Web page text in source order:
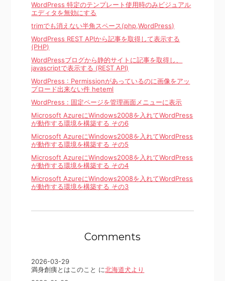
WordPress 特定のテンプレート使用時のみビジュアル
エディタを無効にする
trimでも消えない半角スペース(php,WordPress)
WordPress REST APIから記事を取得して表示する
(PHP)
WordPressブログから静的サイトに記事を取得し、
javascriptで表示する (REST API)
WordPress : Permissionがあっているのに画像をアッ
プロード出来ない件 heteml
WordPress : 固定ページを管理画面メニューに表示
Microsoft AzureにWindows2008を入れてWordPress
が動作する環境を構築する その6
Microsoft AzureにWindows2008を入れてWordPress
が動作する環境を構築する その5
Microsoft AzureにWindows2008を入れてWordPress
が動作する環境を構築する その4
Microsoft AzureにWindows2008を入れてWordPress
が動作する環境を構築する その3
Comments
2026-03-29
満身創痍とはこのこと に北海道犬より